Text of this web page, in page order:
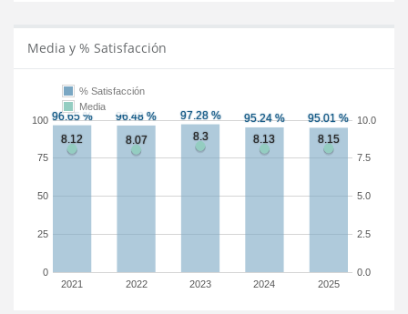
Media y % Satisfacción
2021 2022 2023 2024 2025
0
25
50
75
100
0.0
2.5
5.0
7.5
10.0
% Satisfacción
Media